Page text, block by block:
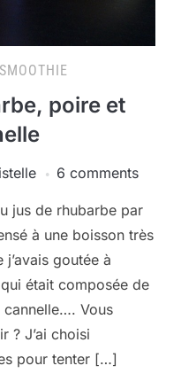
SMOOTHIE
poire et
6 comments
jus de rhubarbe par
à une boisson très
goutée à
était composée de
Vous
? J’ai choisi
pour tenter […]